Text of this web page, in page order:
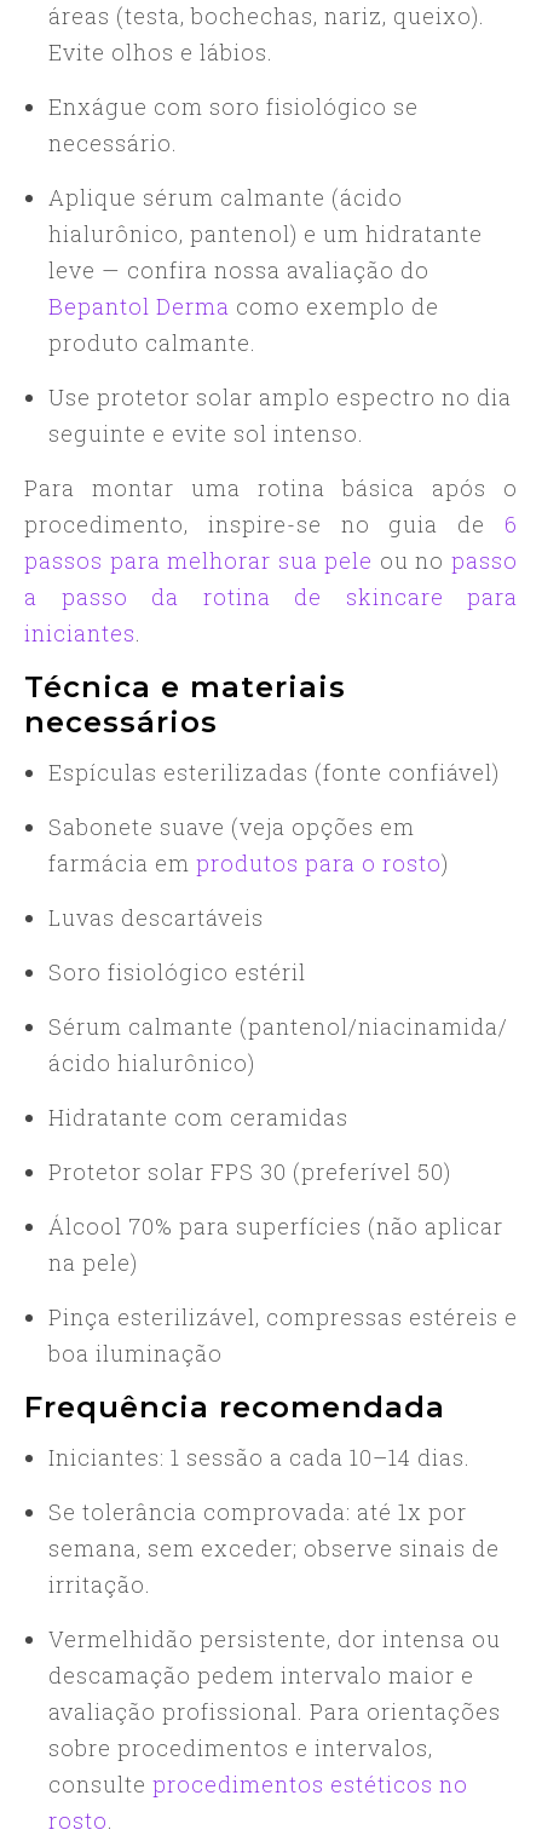
áreas (testa, bochechas, nariz, queixo).
Evite olhos e lábios.
Enxágue com soro fisiológico se
necessário.
Aplique sérum calmante (ácido
hialurônico, pantenol) e um hidratante
leve — confira nossa avaliação do
Bepantol Derma como exemplo de
produto calmante.
Use protetor solar amplo espectro no dia
seguinte e evite sol intenso.
Para montar uma rotina básica após o
procedimento, inspire-se no guia de 6
passos para melhorar sua pele ou nopasso
a passo da rotina de skincare para
iniciantes.
Técnica e materiais
necessários
Espículas esterilizadas (fonte confiável)
Sabonete suave (veja opções em
farmácia em produtos para o rosto)
Luvas descartáveis
Soro fisiológico estéril
Sérum calmante (pantenol/niacinamida/
ácido hialurônico)
Hidratante com ceramidas
Protetor solar FPS 30 (preferível 50)
Álcool 70% para superfícies (não aplicar
na pele)
Pinça esterilizável, compressas estéreis e
boa iluminação
Frequência recomendada
Iniciantes: 1 sessão a cada 10–14 dias.
Se tolerância comprovada: até 1x por
semana, sem exceder; observe sinais de
irritação.
Vermelhidão persistente, dor intensa ou
descamação pedem intervalo maior e
avaliação profissional. Para orientações
sobre procedimentos e intervalos,
consulte procedimentos estéticos no
rosto.